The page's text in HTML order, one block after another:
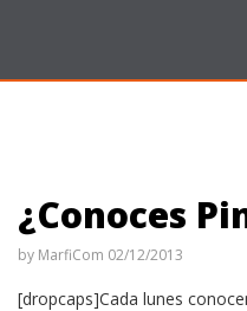
¿Conoces
by MarfiCom 02/12/2013
[dropcaps]Cada lunes